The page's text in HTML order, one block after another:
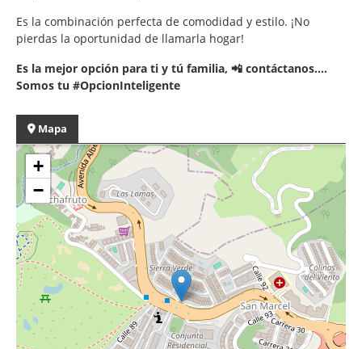
Es la combinación perfecta de comodidad y estilo. ¡No
pierdas la oportunidad de llamarla hogar!
Es la mejor opción para ti y tú familia, 📲 contáctanos....
Somos tu #OpcionInteligente
Mapa
+
−